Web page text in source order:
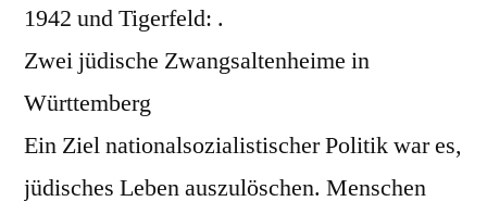
1942 und Tigerfeld: .
Zwei jüdische Zwangsaltenheime in
Württemberg
Ein Ziel nationalsozialistischer Politik war es,
jüdisches Leben auszulöschen. Menschen